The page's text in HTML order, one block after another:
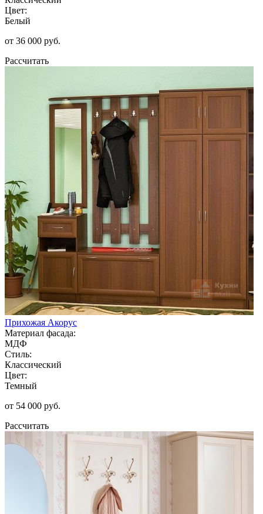
Цвет:
Белый
от 36 000 руб.
Рассчитать
Прихожая Акорус
Материал фасада:
МДФ
Стиль:
Классический
Цвет:
Темный
от 54 000 руб.
Рассчитать